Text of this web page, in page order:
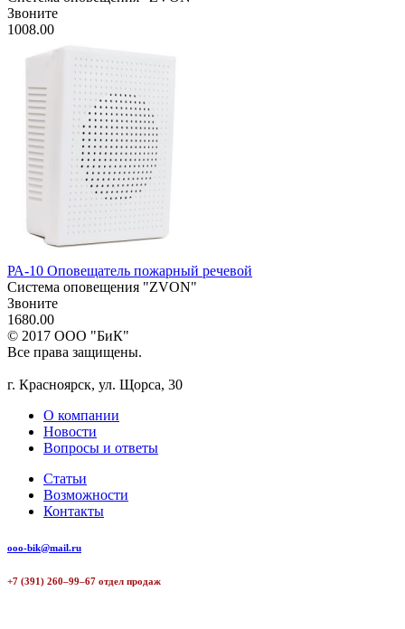
Звоните
1008.00
РА-10 Оповещатель пожарный речевой
Система оповещения "ZVON"
Звоните
1680.00
© 2017 ООО "БиК"
Все права защищены.
г. Красноярск, ул. Щорса, 30
О компании
Новости
Вопросы и ответы
Статьи
Возможности
Контакты
ooo-bik@mail.ru
+7 (391) 260–99–67 отдел продаж